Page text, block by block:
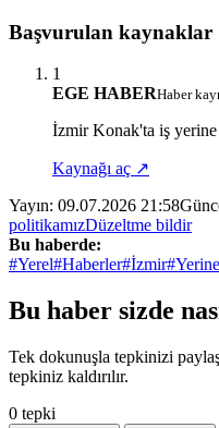
Başvurulan kaynaklar
1
EGE HABERHaber
İzmir Konak'ta iş yerine
Kaynağı aç ↗
Yayın: 09.07.2026 21:58
politikamızDüzeltme bildir
Bu haberde:
#Yerel#Haberler#İzmir#Yerine
Bu haber sizde
Tek dokunuşla tepkinizi
tepkiniz kaldırılır.
0 tepki